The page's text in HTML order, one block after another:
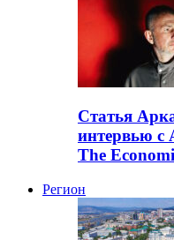
Статья
интервью с
The
Регион